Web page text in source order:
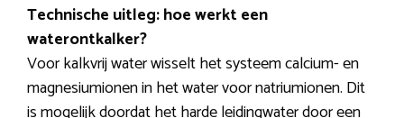
Technische uitleg: hoe werkt een
waterontkalker?
Voor kalkvrij water wisselt het systeem calcium- en
magnesiumionen in het water voor natriumionen. Dit
is mogelijk doordat het harde leidingwater door een